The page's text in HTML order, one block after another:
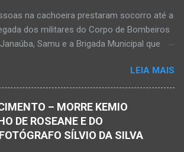
Aéreo Avançado de Vida (SAAV)
unidade hospi...
na cachoeira prestaram socorro até a
dos militares do Corpo de Bombeiros
Samu e a Brigada Municipal que
e foi a óbito Foto álbum pessoal Kauan
Alves publicou em sua rede social a
em que apreciava a Cachoeira Maria Rosa,
Mato Verde, pouco tempo antes de se
e depois vir a óbito nesta terça-feira, dia
LEIA MAIS
– MORRE KEMIO
DE ROSEANE E DO
SÍLVIO DA SILVA